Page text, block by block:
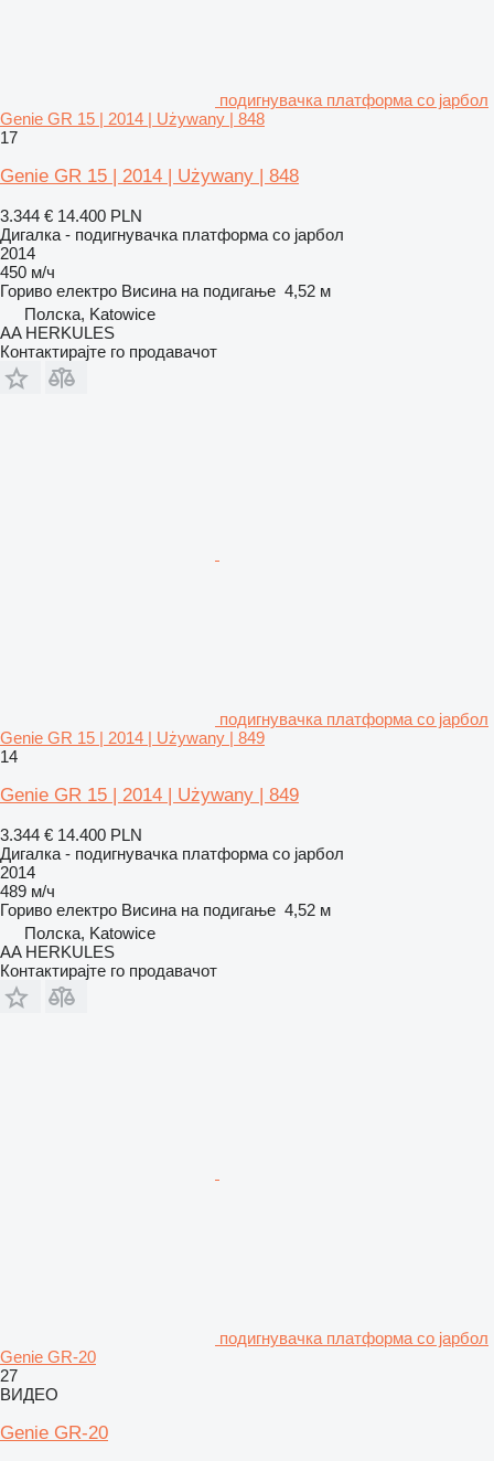
подигнувачка платформа со јарбол
Genie GR 15 | 2014 | Używany | 848
17
Genie GR 15 | 2014 | Używany | 848
3.344 € 14.400 PLN
Дигалка - подигнувачка платформа со јарбол
2014
450 м/ч
Гориво електро Висина на подигање 4,52 м
Полска, Katowice
AA HERKULES
Контактирајте го продавачот
подигнувачка платформа со јарбол
Genie GR 15 | 2014 | Używany | 849
14
Genie GR 15 | 2014 | Używany | 849
3.344 € 14.400 PLN
Дигалка - подигнувачка платформа со јарбол
2014
489 м/ч
Гориво електро Висина на подигање 4,52 м
Полска, Katowice
AA HERKULES
Контактирајте го продавачот
подигнувачка платформа со јарбол
Genie GR-20
27
ВИДЕО
Genie GR-20